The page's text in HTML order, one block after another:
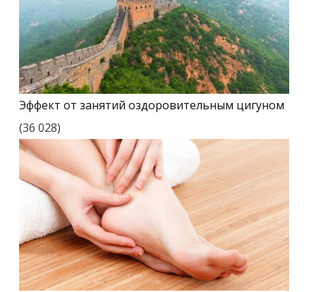
Эффект от занятий оздоровительным цигуном
(36 028)